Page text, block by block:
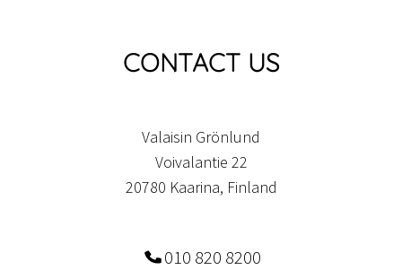
CONTACT US
Valaisin Grönlund
Voivalantie 22
20780 Kaarina, Finland
010 820 8200